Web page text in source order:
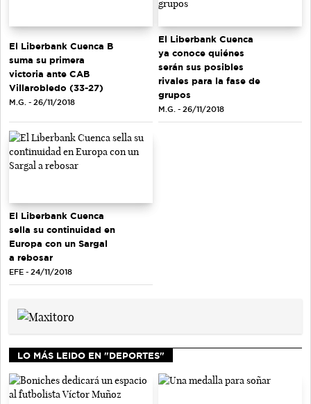
El Liberbank Cuenca B
suma su primera
victoria ante CAB
Villarobledo (33-27)
M.G. - 26/11/2018
El Liberbank Cuenca
ya conoce quiénes
serán sus posibles
rivales para la fase de
grupos
M.G. - 26/11/2018
El Liberbank Cuenca
sella su continuidad en
Europa con un Sargal
a rebosar
EFE - 24/11/2018
LO MÁS LEIDO EN "DEPORTES"